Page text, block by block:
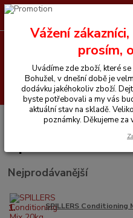
+420 605 255 500
Vitamíny a krmiva pro koně
Nejprodávanější
1. SPILLERS Conditioning
Vážení
prosím,
Uvádíme zde zboží, které
Bohužel, v dnešní době je
dodávku jakéhokoliv zboží.
byste potřebovali a my vás
aktuální stav na skladě.
poznámky. Děkujeme za